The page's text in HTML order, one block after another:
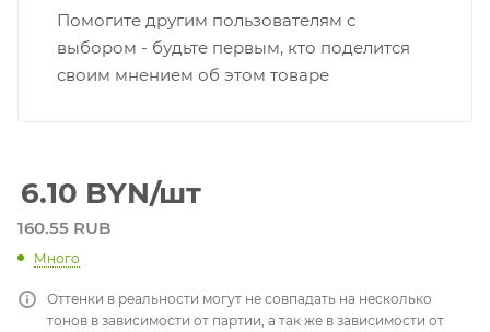
Помогите другим пользователям с
выбором - будьте первым, кто поделится
своим мнением об этом товаре
6.10 BYN/шт
160.55 RUB
Много
Оттенки в реальности могут не совпадать на несколько
тонов в зависимости от партии, а так же в зависимости от